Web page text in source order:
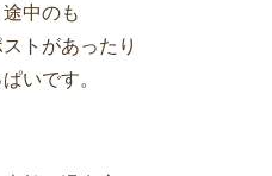
中のも
トがあったり
いです。